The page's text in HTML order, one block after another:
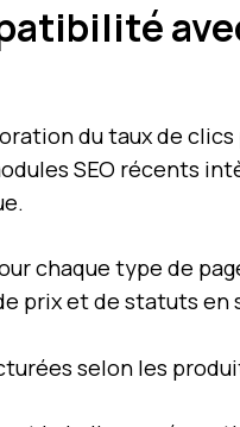
du taux de
SEO récents
chaque type de
prix et de statuts
selon les